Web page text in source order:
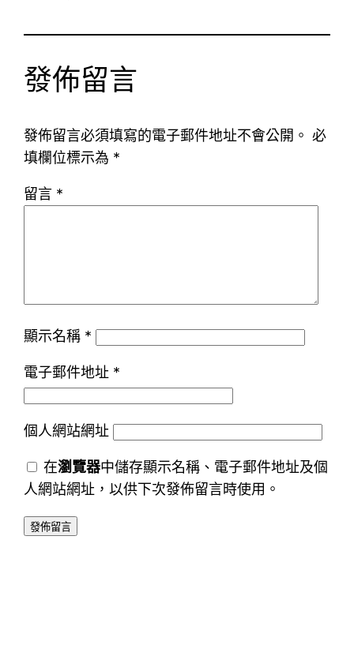
發佈留言
發佈留言必須填寫的電子郵件地址不會公開。 必
填欄位標示為 *
留言 *
顯示名稱 *
電子郵件地址 *
個人網站網址
在瀏覽器中儲存顯示名稱、電子郵件地址及個
人網站網址，以供下次發佈留言時使用。